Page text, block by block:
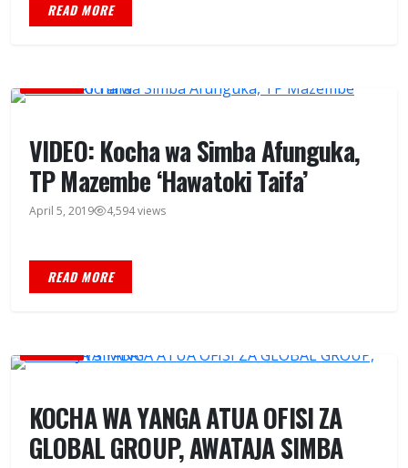
READ MORE
VIDEO: Kocha wa Simba Afunguka,
TP Mazembe ‘Hawatoki Taifa’
April 5, 2019 4,594 views
READ MORE
KOCHA WA YANGA ATUA OFISI ZA
GLOBAL GROUP, AWATAJA SIMBA